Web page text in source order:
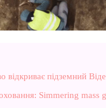
відкриває підземний
Simmering mass